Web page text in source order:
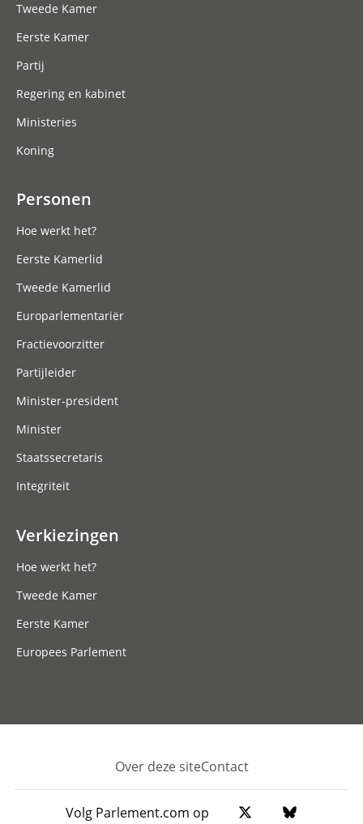
Tweede Kamer
Eerste Kamer
Partij
Regering en kabinet
Ministeries
Koning
Personen
Hoe werkt het?
Eerste Kamerlid
Tweede Kamerlid
Europarlementariër
Fractievoorzitter
Partijleider
Minister-president
Minister
Staatssecretaris
Integriteit
Verkiezingen
Hoe werkt het?
Tweede Kamer
Eerste Kamer
Europees Parlement
Footer
Over deze siteContact
Volg Parlement.com op